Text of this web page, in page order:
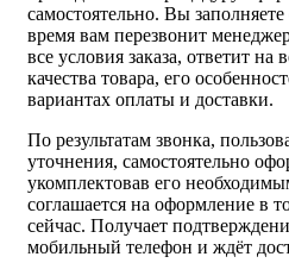
самостоятельно. Вы
время вам перезвонит
все условия заказа, ответит
качества товара, его
вариантах оплаты и доставки.
По результатам звонка,
уточнения, самостоятельно
укомплектовав его
соглашается на оформление в
сейчас. Получает
мобильный телефон и ждёт